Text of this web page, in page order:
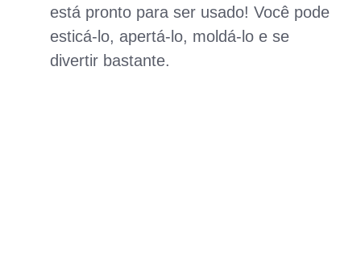
está pronto para ser usado! Você pode
esticá-lo, apertá-lo, moldá-lo e se
divertir bastante.